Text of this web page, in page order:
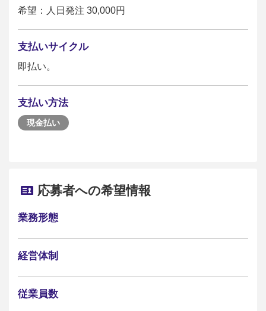
希望：人日発注 30,000円
支払いサイクル
即払い。
支払い方法
現金払い
応募者への希望情報
業務形態
経営体制
従業員数